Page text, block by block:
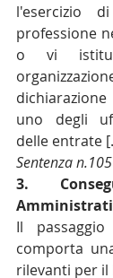
l'esercizio
professione
o vi
uno degli
delle entrate
Sentenza
3.
Il
comporta
rilevanti per il